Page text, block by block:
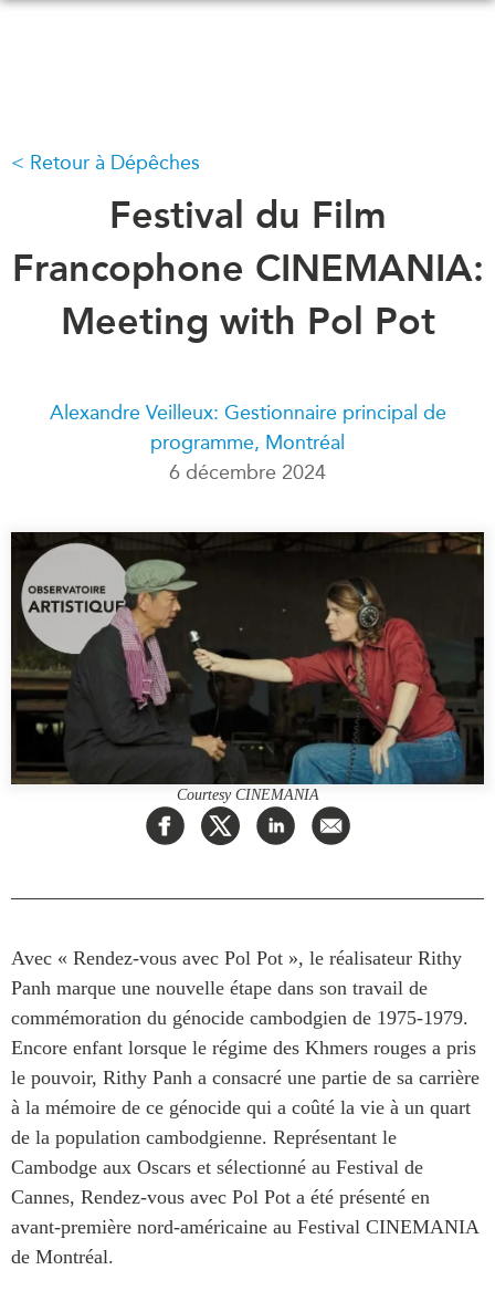
QUOI DE NEUF
CONFÉRENCES
CANADA-EN-ASIE
À PROPOS DE
Qui nous sommes
Joignez-vous à nous
RECHERCHE
Toutes les publications
Asie du Sud-Est
Asie du Nord
Asie du Sud
Commerce avec l’Asie
CPTPP Portal
PROGRAMMES
Centre sur les minéraux
critiques du Canada et de
l’Indo-Pacifique
Enjeux émergents
En éducation
Missions commerciales
féminines
Le Partenariat APEC-
Canada pour la croissance
des entreprises
Tous les événements
Canada
Asie
CCEA
Dans l'actualité
Balados
Communiqués
Podcast Archive
PUBLICATIONS
Observatoire Asie
Perspectives
Dépêches
Rapports et notes de
synthèse
Réflexions stratégiques
Séries spéciales
Pleins feux
NOTRE RÉSEAU DE
SITES WEB
Programme d’études Asie-
Pacifique
Investment Monitor
Projet APEC-Canada pour
Retour à Dépêches
Festival du Film
Francophone CINEMANIA:
Meeting with Pol Pot
Alexandre Veilleux: Gestionnaire principal de
programme, Montréal
6 décembre 2024
Courtesy CINEMANIA
Avec « Rendez-vous avec Pol Pot », le réalisateur Rithy
Panh marque une nouvelle étape dans son travail de
commémoration du génocide cambodgien de 1975-1979.
Encore enfant lorsque le régime des Khmers rouges a pris
le pouvoir, Rithy Panh a consacré une partie de sa carrière
à la mémoire de ce génocide qui a coûté la vie à un quart
de la population cambodgienne. Représentant le
Cambodge aux Oscars et sélectionné au Festival de
Cannes, Rendez-vous avec Pol Pot a été présenté en
avant-première nord-américaine au Festival CINEMANIA
de Montréal.